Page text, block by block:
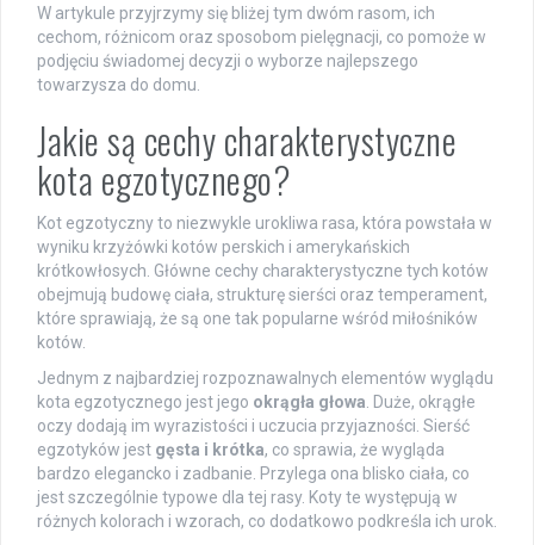
W artykule przyjrzymy się bliżej tym dwóm rasom, ich
cechom, różnicom oraz sposobom pielęgnacji, co pomoże w
podjęciu świadomej decyzji o wyborze najlepszego
towarzysza do domu.
Jakie są cechy charakterystyczne
kota egzotycznego?
Kot egzotyczny to niezwykle urokliwa rasa, która powstała w
wyniku krzyżówki kotów perskich i amerykańskich
krótkowłosych. Główne cechy charakterystyczne tych kotów
obejmują budowę ciała, strukturę sierści oraz temperament,
które sprawiają, że są one tak popularne wśród miłośników
kotów.
Jednym z najbardziej rozpoznawalnych elementów wyglądu
kota egzotycznego jest jego okrągła głowa . Duże, okrągłe
oczy dodają im wyrazistości i uczucia przyjazności. Sierść
egzotyków jest gęsta i krótka, co sprawia, że wygląda
bardzo elegancko i zadbanie. Przylega ona blisko ciała, co
jest szczególnie typowe dla tej rasy. Koty te występują w
różnych kolorach i wzorach, co dodatkowo podkreśla ich urok.